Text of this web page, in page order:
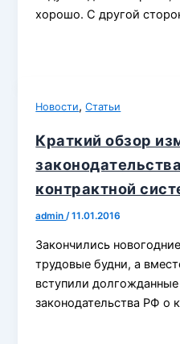
хорошо. С другой
Новости,Статьи
Краткий обзор
контрактной
admin/11.01.2016
Закончились
трудовые будни, а
вступили
законодательства РФ о